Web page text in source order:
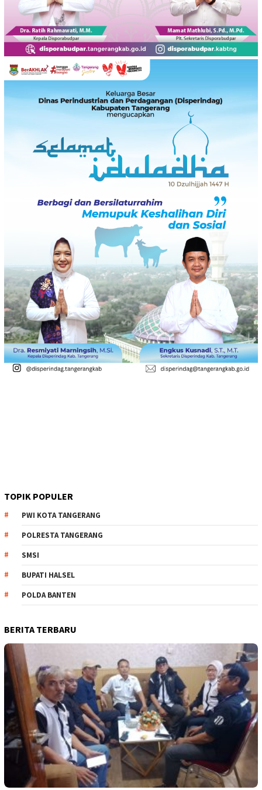
TOPIK POPULER
PWI KOTA TANGERANG
POLRESTA TANGERANG
SMSI
BUPATI HALSEL
POLDA BANTEN
BERITA TERBARU